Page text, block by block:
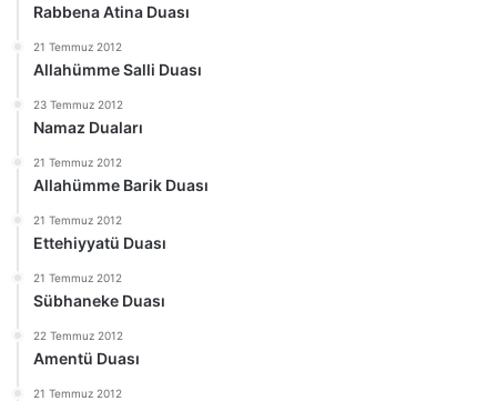
Rabbena Atina Duası
21 Temmuz 2012
Allahümme Salli Duası
23 Temmuz 2012
Namaz Duaları
21 Temmuz 2012
Allahümme Barik Duası
21 Temmuz 2012
Ettehiyyatü Duası
21 Temmuz 2012
Sübhaneke Duası
22 Temmuz 2012
Amentü Duası
21 Temmuz 2012